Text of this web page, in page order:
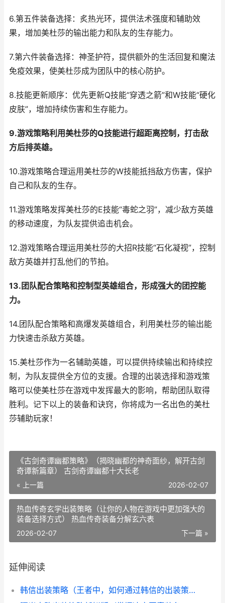
6.第五件装备选择：炙热光环，提供法术强度和辅助效
果，增加美杜莎的输出能力和队友的生存能力。
7.第六件装备选择：神圣护符，提供额外的生活回复和魔法
免疫效果，使美杜莎成为团队中的核心防护。
8.技能更新顺序：优先更新Q技能“穿透之箭”和W技能“硬化
皮肤”，增加持续伤害和生存能力。
9.游戏策略利用美杜莎的Q技能进行超距离控制，打击敌
方后排英雄。
10.游戏策略合理运用美杜莎的W技能抵挡敌方伤害，保护
自己和队友的生存。
11.游戏策略发挥美杜莎的E技能“毒蛇之羽”，减少敌方英雄
的移动速度，为队友提供追击机会。
12.游戏策略合理运用美杜莎的大招R技能“石化凝视”，控制
敌方英雄并打乱他们的节拍。
13.团队配合策略和控制型英雄组合，形成强大的团控能
力。
14.团队配合策略和高爆发英雄组合，利用美杜莎的输出能
力快速击杀敌方英雄。
15.美杜莎作为一名辅助英雄，可以提供持续输出和持续控
制，为队友提供全方位的支援。合理的出装选择和游戏策
略可以使美杜莎在游戏中发挥最大的影响，帮助团队取得
胜利。记下以上的装备和诀窍，你将成为一名出色的美杜
莎辅助玩家！
《古剑奇谭幽都策略》（揭晓幽都的神奇面纱，解开古剑
奇谭新篇章） 古剑奇谭幽都十大长老
« 上一篇 2026-02-07
热血传奇玄学出装策略（让你的人物在游戏中更加强大的
装备选择方式） 热血传奇装备分解玄六表
下一篇 »
2026-02-07
延伸阅读
韩信出装策略（王者中，如何通过韩信的出装策略获取胜利？） 韩信的出装最强2020